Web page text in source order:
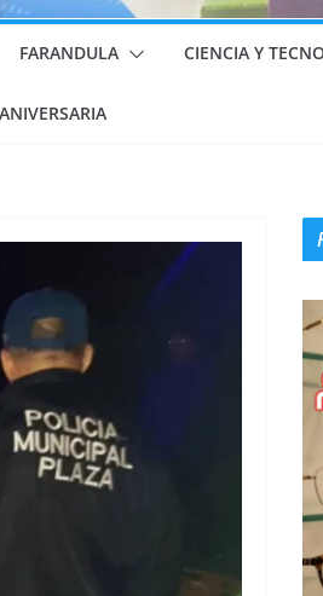
FARANDULA CIENCIA Y